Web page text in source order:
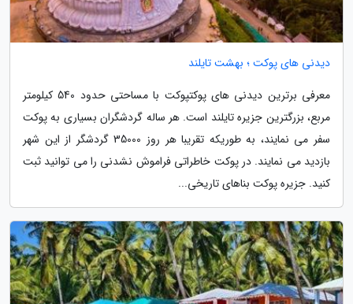
دیدنی های پوکت ؛ بهشت تایلند
معرفی برترین دیدنی های پوکتپوکت با مساحتی حدود 540 کیلومتر
مربع، بزرگترین جزیره تایلند است. هر ساله گردشگران بسیاری به پوکت
سفر می نمایند، به طوریکه تقریبا هر روز 35000 گردشگر از این شهر
بازدید می نمایند. در پوکت خاطراتی فراموش نشدنی را می توانید ثبت
کنید. جزیره پوکت بناهای تاریخی...